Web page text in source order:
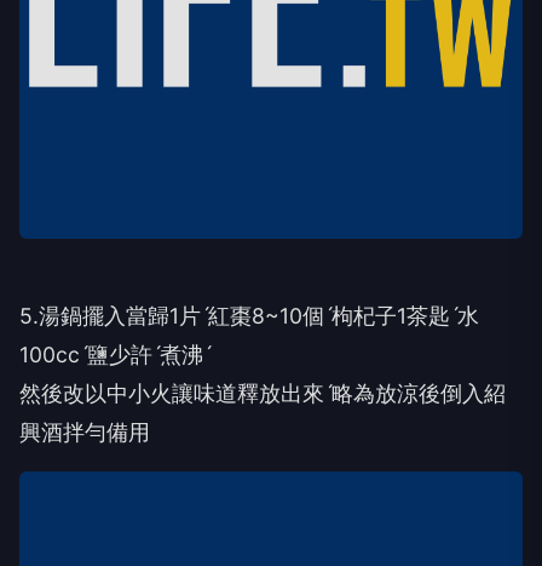
5.湯鍋擺入當歸1片ˊ紅棗8~10個ˊ枸杞子1茶匙ˊ水
100ccˊ鹽少許ˊ煮沸ˊ
然後改以中小火讓味道釋放出來ˊ略為放涼後倒入紹
興酒拌勻備用